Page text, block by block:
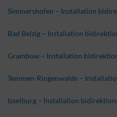
Simmershofen – Installation
Bad Belzig – Installation
Grambow – Installation
Temmen-Ringenwalde –
Isselburg – Installation